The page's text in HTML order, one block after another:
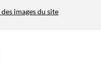
images du site